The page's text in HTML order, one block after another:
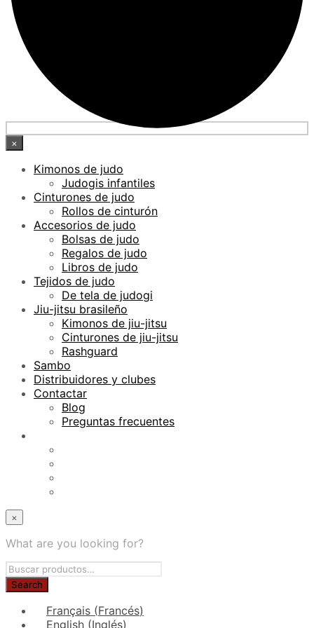
×
Kimonos de judo
Judogis infantiles
Cinturones de judo
Rollos de cinturón
Accesorios de judo
Bolsas de judo
Regalos de judo
Libros de judo
Tejidos de judo
De tela de judogi
Jiu-jitsu brasileño
Kimonos de jiu-jitsu
Cinturones de jiu-jitsu
Rashguard
Sambo
Distribuidores y clubes
Contactar
Blog
Preguntas frecuentes
×
What are you looking for?
Français (Francés)
English (Inglés)